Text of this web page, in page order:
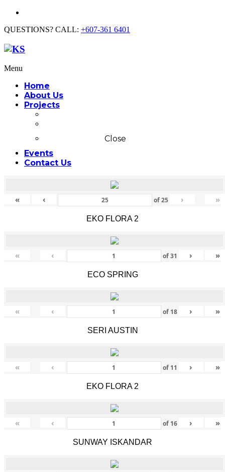
QUESTIONS? CALL: +607-361 6401
Menu
Home
About Us
Projects
Close
Events
Contact Us
« ‹ of25 › »
EKO FLORA 2
« ‹ of31 › »
ECO SPRING
« ‹ of 18 › »
SERI AUSTIN
« ‹ of 11 › »
EKO FLORA 2
« ‹ of 16 › »
SUNWAY ISKANDAR